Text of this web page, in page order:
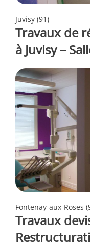
Juvisy (91)
Travaux de
à Juvisy –
Fontenay-aux-Roses
Travaux